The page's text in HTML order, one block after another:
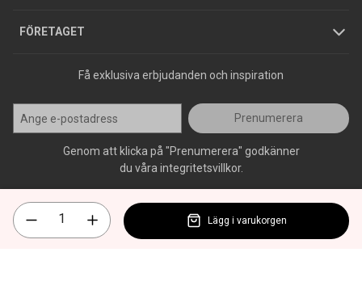
FÖRETAGET
Press
Få exklusiva erbjudanden och inspiration
Prenumerera
Genom att klicka på "Prenumerera" godkänner
du våra integritetsvillkor.
Lägg i varukorgen